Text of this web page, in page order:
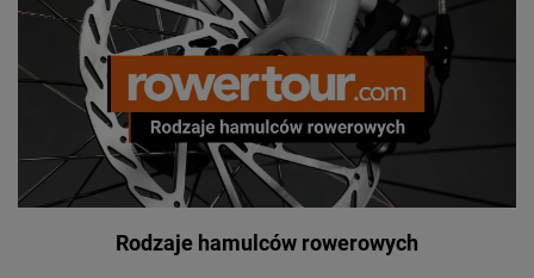
Rodzaje hamulców rowerowych